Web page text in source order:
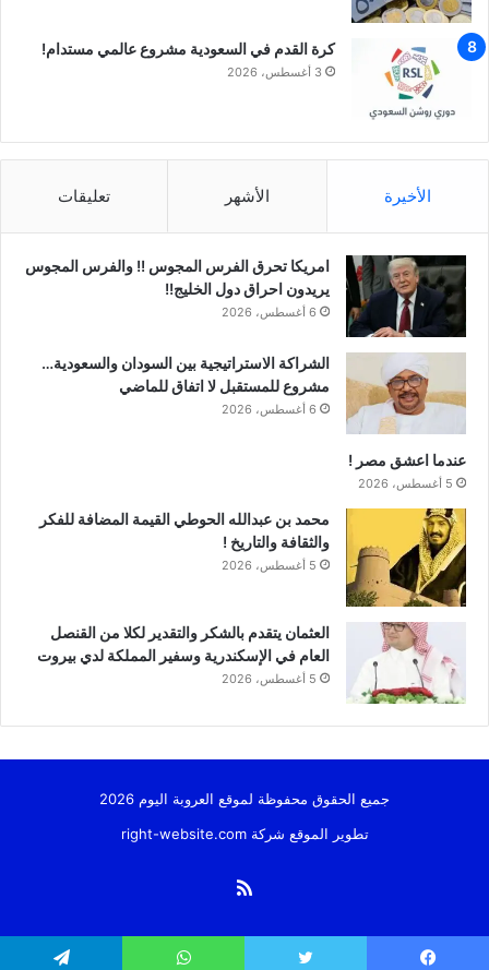
كرة القدم في السعودية مشروع عالمي مستدام!
3 أغسطس، 2026
الأخيرة الأشهر تعليقات
امريكا تحرق الفرس المجوس !! والفرس المجوس
يريدون احراق دول الخليج!!
6 أغسطس، 2026
الشراكة الاستراتيجية بين السودان والسعودية…
مشروع للمستقبل لا اتفاق للماضي
6 أغسطس، 2026
عندما اعشق مصر !
5 أغسطس، 2026
محمد بن عبدالله الحوطي القيمة المضافة للفكر
والثقافة والتاريخ !
5 أغسطس، 2026
العثمان يتقدم بالشكر والتقدير لكلا من القنصل
العام في الإسكندرية وسفير المملكة لدي بيروت
5 أغسطس، 2026
جميع الحقوق محفوظة لموقع العروبة اليوم 2026
تطوير الموقع شركةright-website.com
ملخص
الموقع